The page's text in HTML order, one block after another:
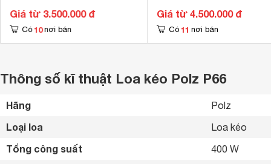
Giá từ 3.500.000 đ
Có 10 nơi bán
Giá từ 4.500.000 đ
Có 11 nơi bán
Thông số kĩ thuật Loa kéo Polz P66
Hãng Polz
Loại loa Loa kéo
Tổng công suất 400 W